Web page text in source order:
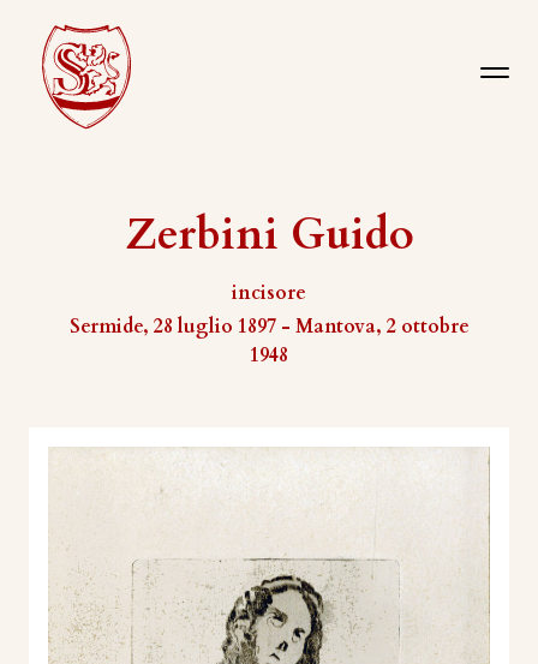
Zerbini Guido
incisore
Sermide, 28 luglio 1897 - Mantova, 2 ottobre
1948